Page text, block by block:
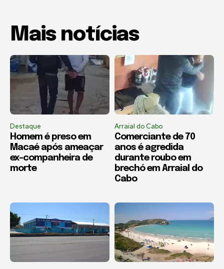
Mais notícias
Destaque
Homem é preso em
Macaé após ameaçar
ex-companheira de
morte
Arraial do Cabo
Comerciante de 70
anos é agredida
durante roubo em
brechó em Arraial do
Cabo